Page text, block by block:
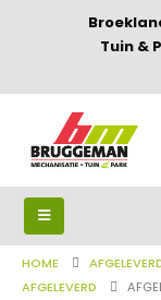
Tuin &
HOME
AFGELEVERD